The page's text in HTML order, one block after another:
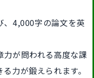
、4,000字の論文を英
が問われる高度な課
力が鍛えられます。